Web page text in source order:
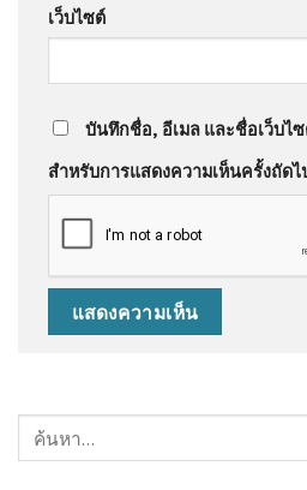
เว็บไซต์
บันทึกชื่อ, อีเมล และชื่อเว็บไ
สำหรับการแสดงความเห็นครั้งถัดไ